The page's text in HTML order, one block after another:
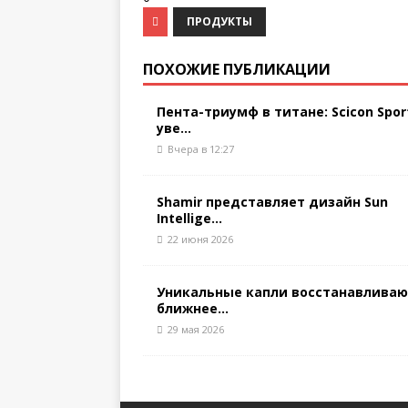
ПРОДУКТЫ
ПОХОЖИЕ ПУБЛИКАЦИИ
Пента-триумф в титане: Scicon
уве...
Вчера в 12:27
Shamir представляет дизайн Sun
Intellige...
22 июня 2026
Уникальные капли
ближнее...
29 мая 2026